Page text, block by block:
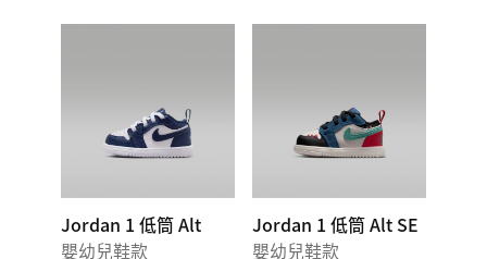
Jordan 1 低筒 Alt
嬰幼兒鞋款
Jordan 1 低筒 Alt SE
嬰幼兒鞋款